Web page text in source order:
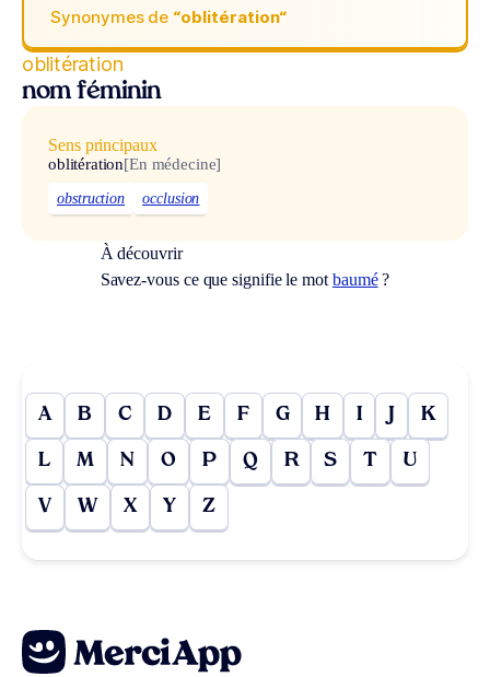
Synonymes de “oblitération“
oblitération
nom féminin
Sens principaux
oblitération[En médecine]
obstruction occlusion
À découvrir
Savez-vous ce que signifie le mot baumé?
A B C D E F G H I J K
L M N O P Q R S T U
V W X Y Z